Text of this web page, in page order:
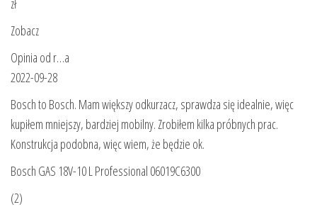
Zobacz
Opinia od r…a
2022-09-28
Bosch to Bosch. Mam większy odkurzacz, sprawdza się idealnie, więc
kupiłem mniejszy, bardziej mobilny. Zrobiłem kilka próbnych prac.
Konstrukcja podobna, więc wiem, że będzie ok.
Bosch GAS 18V-10 L Professional 06019C6300
(2)